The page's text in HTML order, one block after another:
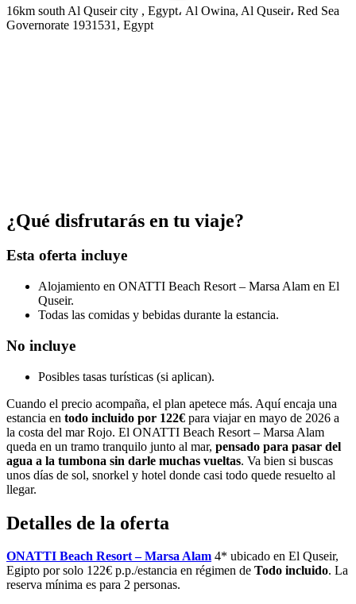
16km south Al Quseir city , Egypt، Al Owina, Al Quseir، Red Sea
Governorate 1931531, Egypt
¿Qué disfrutarás en tu viaje?
Esta oferta incluye
Alojamiento en ONATTI Beach Resort – Marsa Alam en El
Quseir.
Todas las comidas y bebidas durante la estancia.
No incluye
Posibles tasas turísticas (si aplican).
Cuando el precio acompaña, el plan apetece más. Aquí encaja una
estancia en todo incluido por 122€ para viajar en mayo de 2026 a
la costa del mar Rojo. El ONATTI Beach Resort – Marsa Alam
queda en un tramo tranquilo junto al mar, pensado para pasar del
agua a la tumbona sin darle muchas vueltas. Va bien si buscas
unos días de sol, snorkel y hotel donde casi todo quede resuelto al
llegar.
Detalles de la oferta
ONATTI Beach Resort – Marsa Alam 4* ubicado en El Quseir,
Egipto por solo 122€ p.p./estancia en régimen de Todo incluido. La
reserva mínima es para 2 personas.